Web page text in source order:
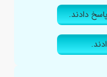
دادند.